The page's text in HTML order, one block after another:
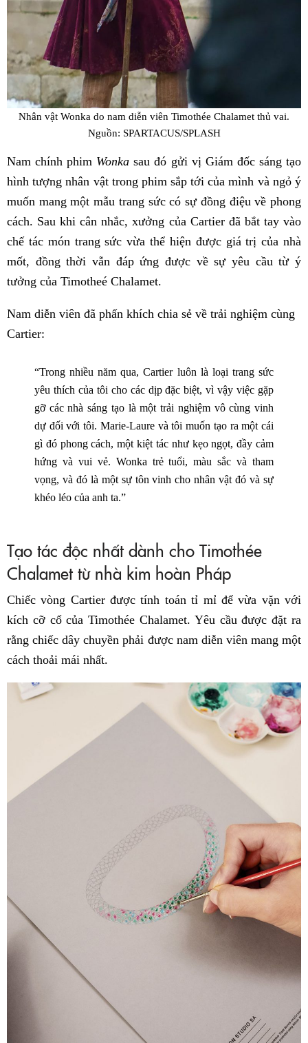
Nhân vật Wonka do nam diễn viên Timothée Chalamet thủ vai.
Nguồn: SPARTACUS/SPLASH
Nam chính phim Wonka sau đó gửi vị Giám đốc sáng tạo
hình tượng nhân vật trong phim sắp tới của mình và ngỏ ý
muốn mang một mẫu trang sức có sự đồng điệu về phong
cách. Sau khi cân nhắc, xưởng của Cartier đã bắt tay vào
chế tác món trang sức vừa thể hiện được giá trị của nhà
mốt, đồng thời vẫn đáp ứng được về sự yêu cầu từ ý
tưởng của Timotheé Chalamet.
Nam diễn viên đã phấn khích chia sẻ về trải nghiệm cùng
Cartier:
“Trong nhiều năm qua, Cartier luôn là loại trang sức
yêu thích của tôi cho các dịp đặc biệt, vì vậy việc gặp
gỡ các nhà sáng tạo là một trải nghiệm vô cùng vinh
dự đối với tôi. Marie-Laure và tôi muốn tạo ra một cái
gì đó phong cách, một kiệt tác như kẹo ngọt, đầy cảm
hứng và vui vẻ. Wonka trẻ tuổi, màu sắc và tham
vọng, và đó là một sự tôn vinh cho nhân vật đó và sự
khéo léo của anh ta.”
Tạo tác độc nhất dành cho Timothée
Chalamet từ nhà kim hoàn Pháp
Chiếc vòng Cartier được tính toán tỉ mỉ để vừa vặn với
kích cỡ cổ của Timothée Chalamet. Yêu cầu được đặt ra
rằng chiếc dây chuyền phải được nam diễn viên mang một
cách thoải mái nhất.